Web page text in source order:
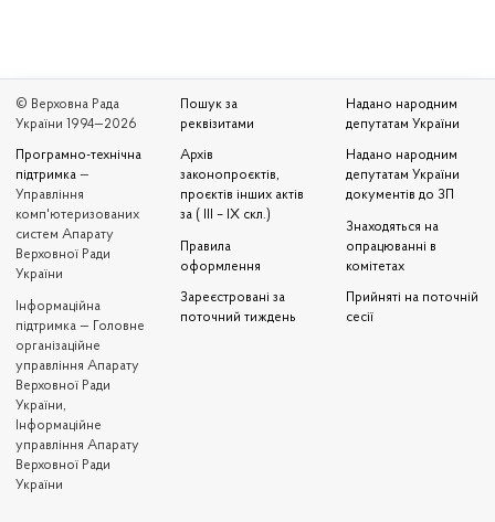
© Верховна Рада
України 1994—2026
Програмно-технічна
підтримка —
Управління
комп'ютеризованих
систем Апарату
Верховної Ради
України
Iнформаційна
підтримка — Головне
організаційне
управління Апарату
Верховної Ради
України,
Інформаційне
управління Апарату
Верховної Ради
України
Пошук за
реквізитами
Архів
законопроєктів,
проєктів інших актів
за ( III – IX скл.)
Правила
оформлення
Зареєстровані за
поточний тиждень
Надано народним
депутатам України
Надано народним
депутатам України
документів до ЗП
Знаходяться на
опрацюванні в
комітетах
Прийняті на поточній
сесії